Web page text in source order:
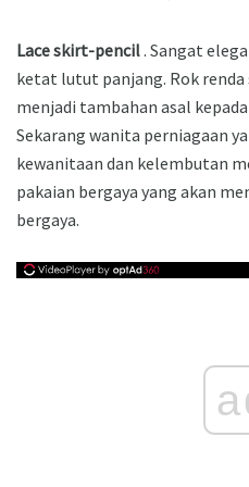
Lace skirt-pencil. Sangat
ketat lutut panjang. Rok
menjadi tambahan asal
Sekarang wanita perniagaan
kewanitaan dan kelembutan
pakaian bergaya yang akan
bergaya.